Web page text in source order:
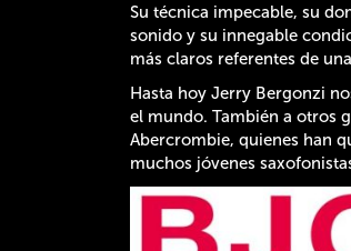
Su técnica impecable, su
sonido y su innegable
más claros referentes de
Hasta hoy Jerry Bergonzi
el mundo. También a otros
Abercrombie, quienes han
muchos jóvenes